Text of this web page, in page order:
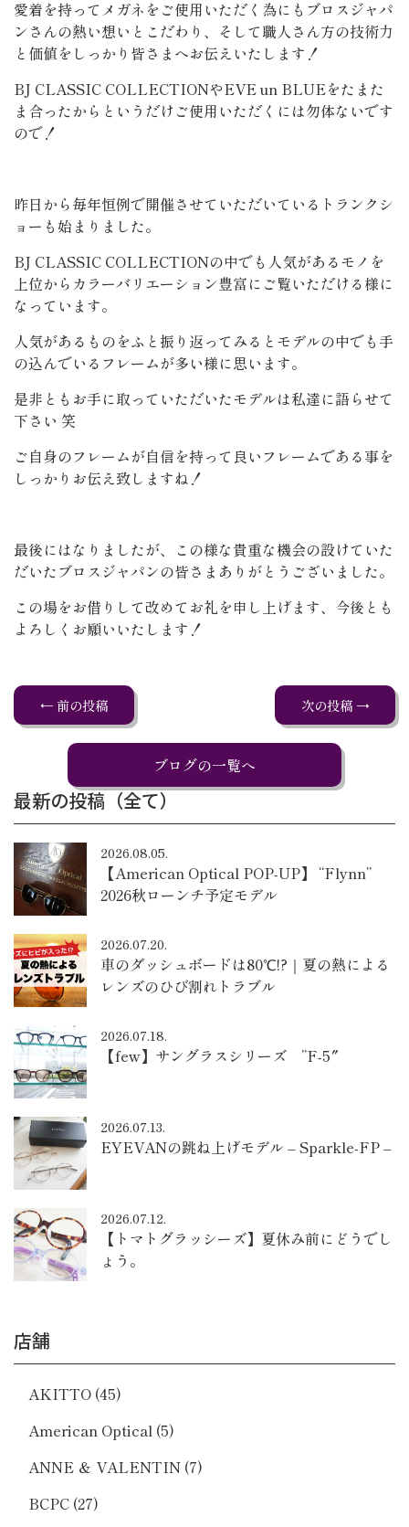
愛着を持ってメガネをご使用いただく為にもブロスジャパ
ンさんの熱い想いとこだわり、そして職人さん方の技術力
と価値をしっかり皆さまへお伝えいたします！
BJ CLASSIC COLLECTIONやEVE un BLUEをたまた
ま合ったからというだけご使用いただくには勿体ないです
ので！
昨日から毎年恒例で開催させていただいているトランクシ
ョーも始まりました。
BJ CLASSIC COLLECTIONの中でも人気があるモノを
上位からカラーバリエーション豊富にご覧いただける様に
なっています。
人気があるものをふと振り返ってみるとモデルの中でも手
の込んでいるフレームが多い様に思います。
是非ともお手に取っていただいたモデルは私達に語らせて
下さい 笑
ご自身のフレームが自信を持って良いフレームである事を
しっかりお伝え致しますね！
最後にはなりましたが、この様な貴重な機会の設けていた
だいたブロスジャパンの皆さまありがとうございました。
この場をお借りして改めてお礼を申し上げます、今後とも
よろしくお願いいたします！
← 前の投稿 次の投稿 →
ブログの一覧へ
最新の投稿（全て）
2026.08.05.
【American Optical POP-UP】 “Flynn”
2026秋ローンチ予定モデル
2026.07.20.
車のダッシュボードは80℃!?｜夏の熱による
レンズのひび割れトラブル
2026.07.18.
【few】サングラスシリーズ ”F-5″
2026.07.13.
EYEVANの跳ね上げモデル – Sparkle-FP –
2026.07.12.
【トマトグラッシーズ】夏休み前にどうでし
ょう。
店舗
AKITTO (45)
American Optical (5)
ANNE ＆ VALENTIN (7)
BCPC (27)